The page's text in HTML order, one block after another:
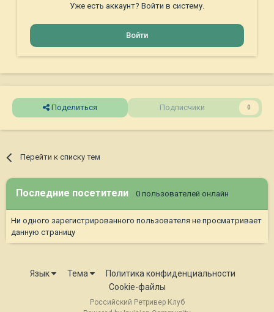
Уже есть аккаунт? Войти в систему.
Войти
Поделиться Подписчики 0
Перейти к списку тем
Последние посетители 0 пользователей онлайн
Ни одного зарегистрированного пользователя не просматривает
данную страницу
Язык Тема
Политика конфиденциальности
Cookie-файлы
Российский Ретривер Клуб